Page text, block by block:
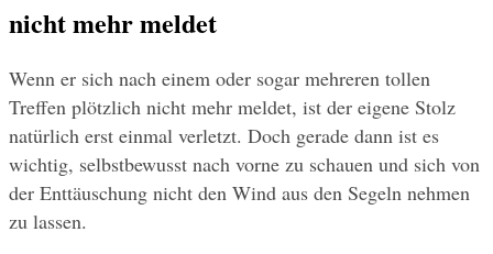
nicht mehr meldet
Wenn er sich nach einem oder sogar mehreren tollen
Treffen plötzlich nicht mehr meldet, ist der eigene Stolz
natürlich erst einmal verletzt. Doch gerade dann ist es
wichtig, selbstbewusst nach vorne zu schauen und sich von
der Enttäuschung nicht den Wind aus den Segeln nehmen
zu lassen.